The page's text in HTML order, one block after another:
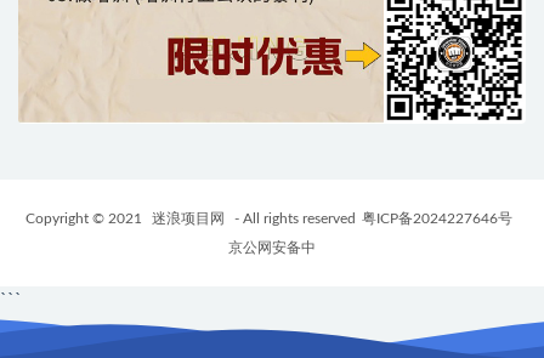
Copyright © 2021 迷浪项目网 - All rights reserved 粤ICP备2024227646号
京公网安备中
```